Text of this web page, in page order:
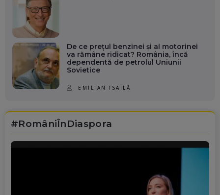
De ce prețul benzinei și al motorinei
va rămâne ridicat? România, încă
dependentă de petrolul Uniunii
Sovietice
EMILIAN ISAILĂ
#RomâniÎnDiaspora